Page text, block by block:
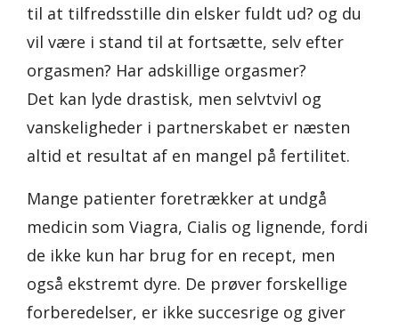
til at tilfredsstille din elsker fuldt ud? og du
vil være i stand til at fortsætte, selv efter
orgasmen? Har adskillige orgasmer?
Det kan lyde drastisk, men selvtvivl og
vanskeligheder i partnerskabet er næsten
altid et resultat af en mangel på fertilitet.
Mange patienter foretrækker at undgå
medicin som Viagra, Cialis og lignende, fordi
de ikke kun har brug for en recept, men
også ekstremt dyre. De prøver forskellige
forberedelser, er ikke succesrige og giver